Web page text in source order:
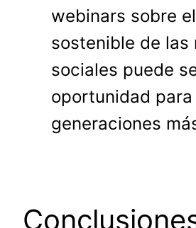
webinars sobre
sostenible de las
sociales puede
oportunidad
generaciones